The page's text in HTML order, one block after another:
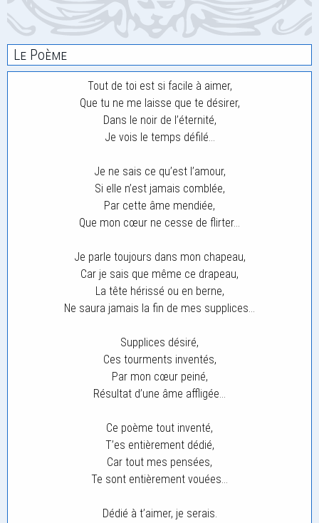
Le Poème
Tout de toi est si facile à aimer,
Que tu ne me laisse que te désirer,
Dans le noir de l’éternité,
Je vois le temps défilé…
Je ne sais ce qu’est l’amour,
Si elle n’est jamais comblée,
Par cette âme mendiée,
Que mon cœur ne cesse de flirter…
Je parle toujours dans mon chapeau,
Car je sais que même ce drapeau,
La tête hérissé ou en berne,
Ne saura jamais la fin de mes supplices…
Supplices désiré,
Ces tourments inventés,
Par mon cœur peiné,
Résultat d’une âme affligée…
Ce poème tout inventé,
T’es entièrement dédié,
Car tout mes pensées,
Te sont entièrement vouées…
Dédié à t’aimer, je serais.